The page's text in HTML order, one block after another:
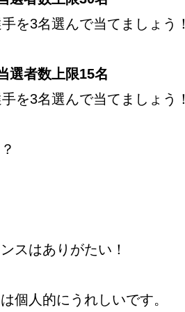
を3名選んで当てましょう！
選者数上限15名
を3名選んで当てましょう！
スはありがたい！
個人的にうれしいです。